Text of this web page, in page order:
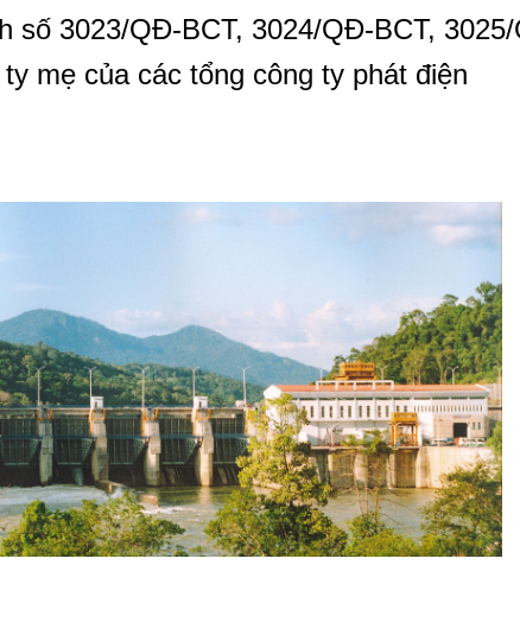
số 3023/QĐ-BCT, 3024/QĐ-BCT,
mẹ của các tổng công ty phát điện